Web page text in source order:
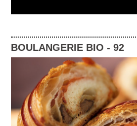
BOULANGERIE BIO -92